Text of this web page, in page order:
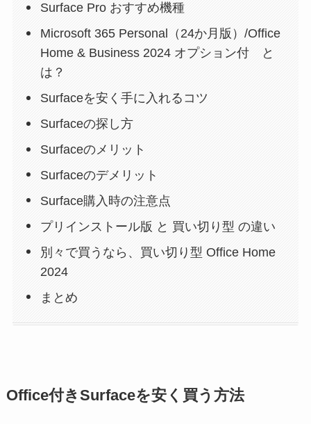
Surface Pro おすすめ機種
Microsoft 365 Personal（24か月版）/Office
Home & Business 2024 オプション付 と
は？
Surfaceを安く手に入れるコツ
Surfaceの探し方
Surfaceのメリット
Surfaceのデメリット
Surface購入時の注意点
プリインストール版 と 買い切り型 の違い
別々で買うなら、買い切り型 Office Home
2024
まとめ
Office付きSurfaceを安く買う方法